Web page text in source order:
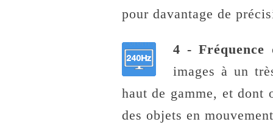
pour davantage de
4 -
images à un
haut de gamme, et
des objets en